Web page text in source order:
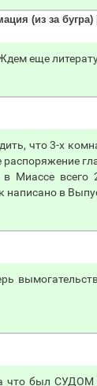
(из за бугра)
еще
что 3-х
Миассе
написано в
что был